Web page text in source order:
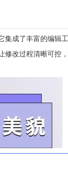
成了丰富的编辑
改过程清晰可控